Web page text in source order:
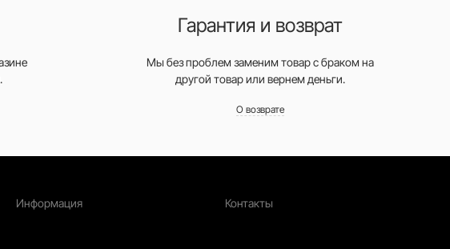
Гарантия и возврат
Мы без проблем заменим товар с браком на
другой товар или вернем деньги.
О возврате
Информация Контакты